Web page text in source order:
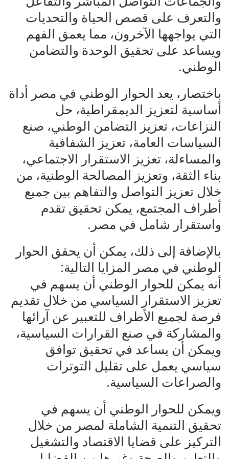
والتعرف على قصص الحياة والتحديات
التي يواجهها الآخرون، مما يعمق الفهم
ويساعد على تحقيق الوحدة والتضامن
الوطني.
باختصار، يعد الحوار الوطني في مصر أداة
أساسية لتعزيز الديمقراطية، حل
النزاعات، تعزيز التضامن الوطني، صنع
السياسات العامة، تعزيز الشفافية
والمساءلة، تعزيز الاستقرار الاجتماعي،
بناء الثقة، وتعزيز المصالحة الوطنية، من
خلال تعزيز التواصل والتفاهم بين جميع
أطراف المجتمع، يمكن تحقيق تقدم
واستقرار شامل في مصر.
بالإضافة إلى ذلك، يمكن أن يحقق الحوار
الوطني في مصر المزايا التالية:
أنه يمكن للحوار الوطني أن يسهم في
تعزيز الاستقرار السياسي من خلال تقديم
فرصة لجميع الأطراف للتعبير عن آرائها
والمشاركة في صنع القرارات السياسية،
ويمكن أن يساعد في تحقيق توافق
سياسي يعمل على تقليل التوترات
والصراعات السياسية.
ويمكن للحوار الوطني أن يسهم في
تحقيق التنمية الشاملة لمصر من خلال
التركيز على قضايا الاقتصاد والتشغيل